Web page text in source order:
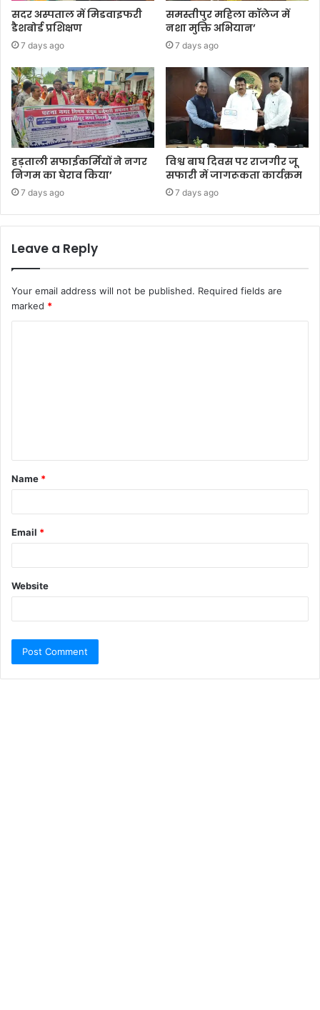
सदर अस्पताल में मिडवाइफरी
डैशबोर्ड प्रशिक्षण
7 days ago
समस्तीपुर महिला कॉलेज में
नशा मुक्ति अभियान’
7 days ago
हड़ताली सफाईकर्मियों ने नगर
निगम का घेराव किया’
7 days ago
विश्व बाघ दिवस पर राजगीर जू
सफारी में जागरूकता कार्यक्रम
7 days ago
Leave a Reply
Your email address will not be published. Required fields are
marked *
Name *
Email *
Website